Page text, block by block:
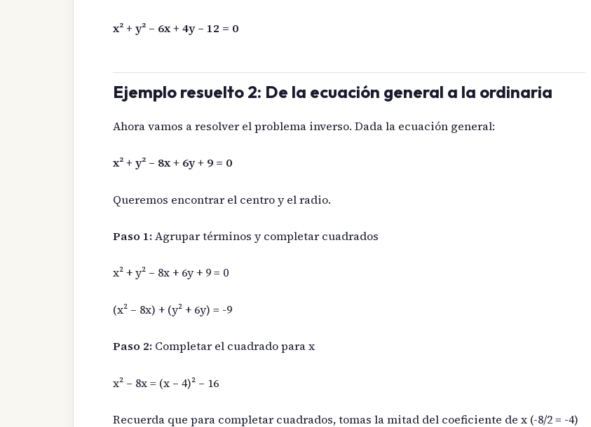
x² + y² – 6x + 4y – 12 = 0
Ejemplo resuelto 2: De la ecuación general a la ordinaria
Ahora vamos a resolver el problema inverso. Dada la ecuación general:
x² + y² – 8x + 6y + 9 = 0
Queremos encontrar el centro y el radio.
Paso 1:Agrupar términos y completar cuadrados
x² + y² – 8x + 6y + 9 = 0
(x² – 8x) + (y² + 6y) = -9
Paso 2: Completar el cuadrado para x
x² – 8x = (x – 4)² – 16
Recuerda que para completar cuadrados, tomas la mitad del coeficiente de x (-8/2 = -4)